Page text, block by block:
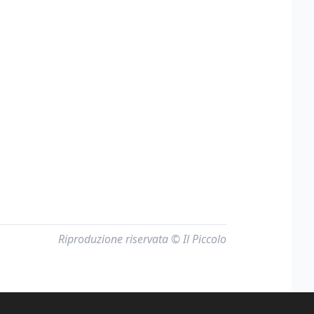
Riproduzione riservata © Il Piccolo